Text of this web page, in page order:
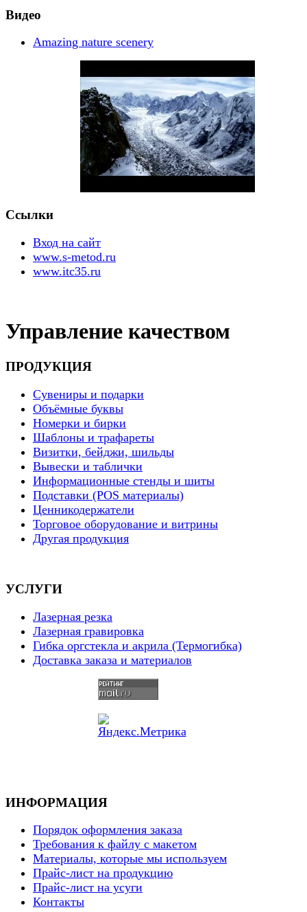
Видео
Amazing nature scenery
Ссылки
Вход на сайт
www.s-metod.ru
www.itc35.ru
Управление качеством
ПРОДУКЦИЯ
Сувениры и подарки
Объёмные буквы
Номерки и бирки
Шаблоны и трафареты
Визитки, бейджи, шильды
Вывески и таблички
Информационные стенды и шиты
Подставки (POS материалы)
Ценникодержатели
Торговое оборудование и витрины
Другая продукция
УСЛУГИ
Лазерная резка
Лазерная гравировка
Гибка оргстекла и акрила (Термогибка)
Доставка заказа и материалов
ИНФОРМАЦИЯ
Порядок оформления заказа
Требования к файлу с макетом
Материалы, которые мы используем
Прайс-лист на продукцию
Прайс-лист на усуги
Контакты